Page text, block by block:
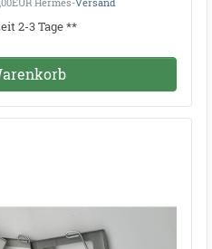
2-3 Tage **